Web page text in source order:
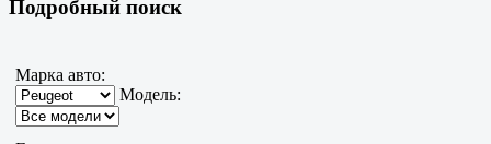
Подробный поиск
Марка авто:
Модель: